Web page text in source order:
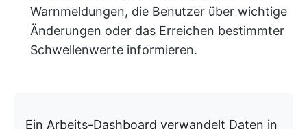
Warnmeldungen, die Benutzer über wichtige
Änderungen oder das Erreichen bestimmter
Schwellenwerte informieren.
Ein Arbeits-Dashboard verwandelt Daten in